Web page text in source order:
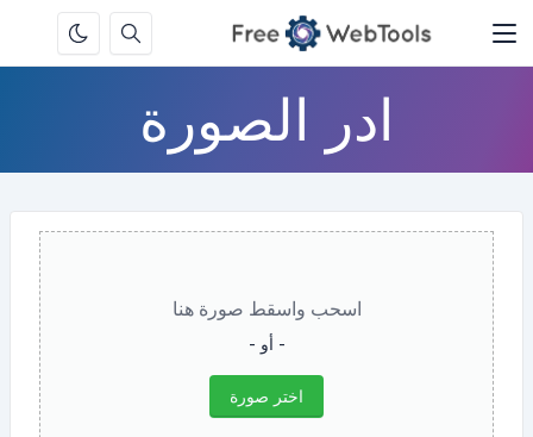
ادر الصورة
اسحب واسقط صورة هنا
- أو -
اختر صورة